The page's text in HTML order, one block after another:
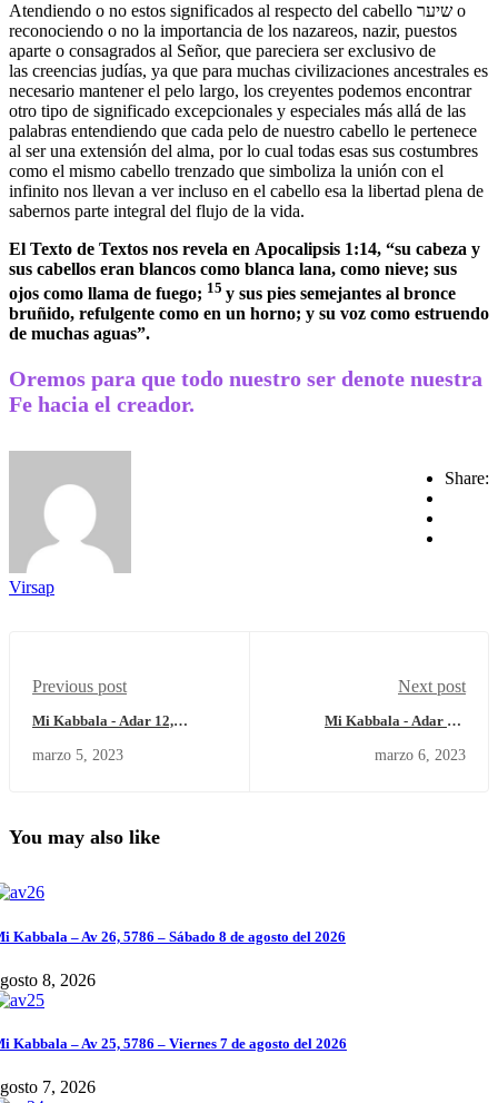
Atendiendo o no estos significados al respecto del cabello שיער o
reconociendo o no la importancia de los nazareos, nazir, puestos
aparte o consagrados al Señor, que pareciera ser exclusivo de
las creencias judías, ya que para muchas civilizaciones ancestrales es
necesario mantener el pelo largo, los creyentes podemos encontrar
otro tipo de significado excepcionales y especiales más allá de las
palabras entendiendo que cada pelo de nuestro cabello le pertenece
al ser una extensión del alma, por lo cual todas esas sus costumbres
como el mismo cabello trenzado que simboliza la unión con el
infinito nos llevan a ver incluso en el cabello esa la libertad plena de
sabernos parte integral del flujo de la vida.
El Texto de Textos nos revela en Apocalipsis 1:14, “su cabeza y
sus cabellos eran blancos como blanca lana, como nieve; sus
ojos como llama de fuego; 15 y sus pies semejantes al bronce
bruñido, refulgente como en un horno; y su voz como estruendo
de muchas aguas”.
Oremos para que todo nuestro ser denote nuestra
Fe hacia el creador.
Share:
Virsap
Previous post
Mi Kabbala - Adar 12,
2023
marzo 5, 2023
Next post
Mi Kabbala - Adar 14,
2023.
marzo 6, 2023
You may also like
Kabbala – Av 26, 5786 – Sábado 8 de agosto del 2026
8, 2026
Kabbala – Av 25, 5786 – Viernes 7 de agosto del 2026
7, 2026